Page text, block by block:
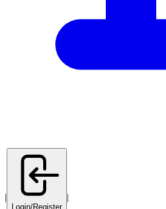
|
Login/Register
|